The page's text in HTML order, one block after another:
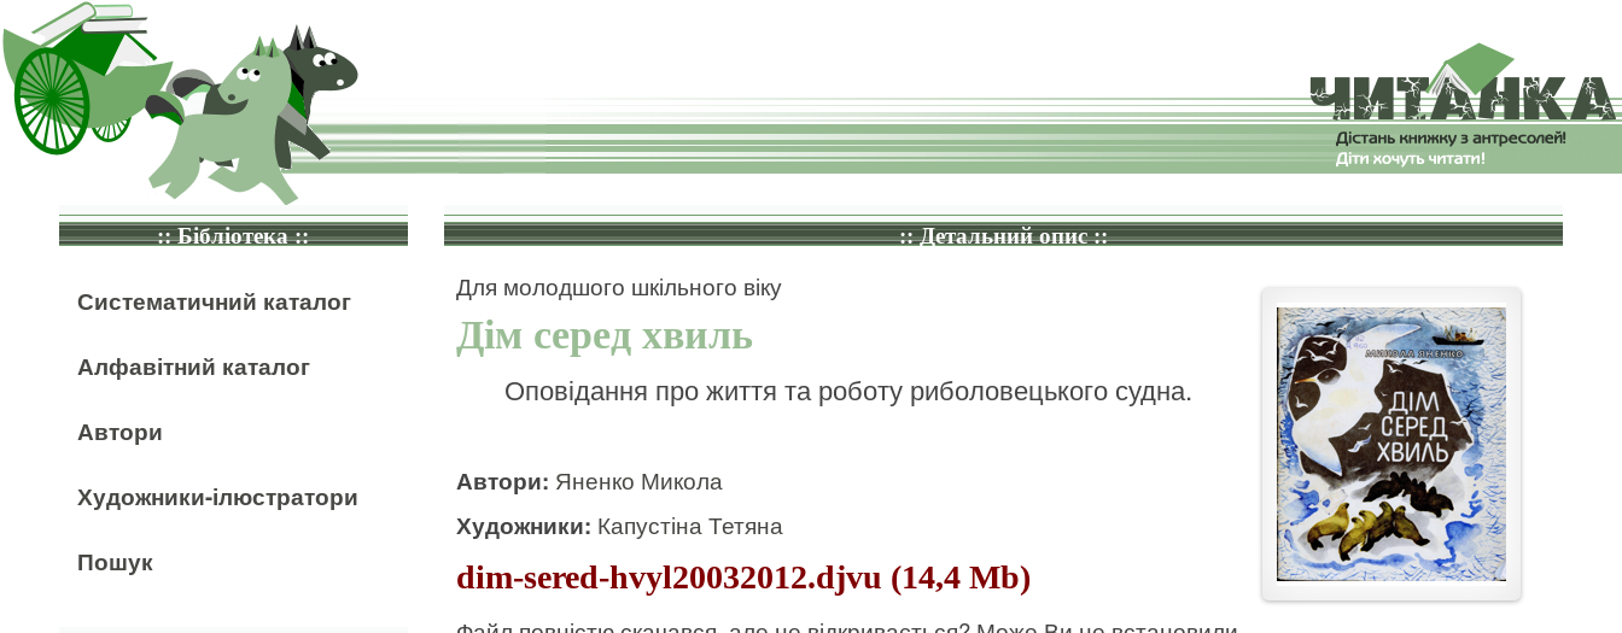
:: Бібліотека ::
Систематичний каталог
Алфавітний каталог
Автори
Художники-ілюстратори
Пошук
:: Детальний опис ::
Для молодшого шкільного віку
Дім серед хвиль
Оповідання про життя та роботу риболовецького судна.
Автори: Яненко Микола
Художники: Капустіна Тетяна
dim-sered-hvyl20032012.djvu (14,4 Mb)